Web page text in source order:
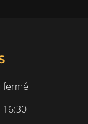
fermé
16:30